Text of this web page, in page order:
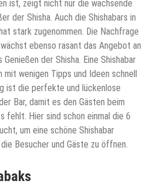
ist, zeigt nicht nur die wachsende
der Shisha. Auch die Shishabars in
stark zugenommen. Die Nachfrage
ebenso rasant das Angebot an
der Shisha. Eine Shishabar
wenigen Tipps und Ideen schnell
ist die perfekte und lückenlose
Bar, damit es den Gästen beim
fehlt. Hier sind schon einmal die 6
um eine schöne Shishabar
Besucher und Gäste zu öffnen.